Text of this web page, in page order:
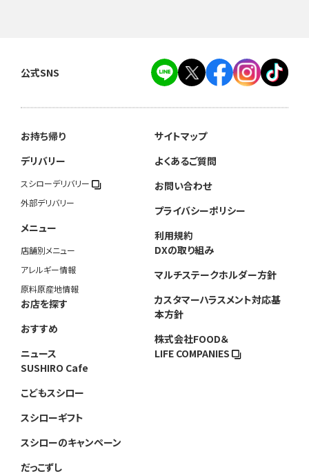
公式SNS
お持ち帰り
デリバリー
スシローデリバリー
外部デリバリー
メニュー
店舗別メニュー
アレルギー情報
原料原産地情報
お店を探す
おすすめ
ニュース
SUSHIRO Cafe
こどもスシロー
スシローギフト
スシローのキャンペーン
だっこずし
サイトマップ
よくあるご質問
お問い合わせ
プライバシーポリシー
利用規約
DXの取り組み
マルチステークホルダー方針
カスタマーハラスメント対応基
本方針
株式会社FOOD＆
LIFE COMPANIES